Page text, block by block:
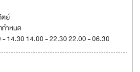
ตย์
ำหนด
- 14.30 14.00 - 22.30 22.00 - 06.30